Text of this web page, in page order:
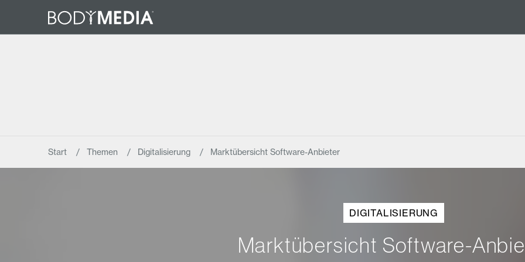
Start Themen Digitalisierung Marktübersicht Software-Anbieter
DIGITALISIERUNG
Marktübersicht Software-